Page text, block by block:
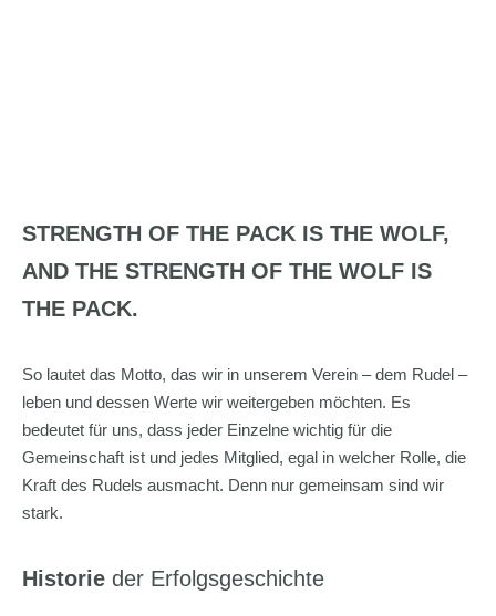
STRENGTH OF THE PACK IS THE WOLF,
AND THE STRENGTH OF THE WOLF IS
THE PACK.
So lautet das Motto, das wir in unserem Verein – dem Rudel –
leben und dessen Werte wir weitergeben möchten. Es
bedeutet für uns, dass jeder Einzelne wichtig für die
Gemeinschaft ist und jedes Mitglied, egal in welcher Rolle, die
Kraft des Rudels ausmacht. Denn nur gemeinsam sind wir
stark.
Historie der Erfolgsgeschichte